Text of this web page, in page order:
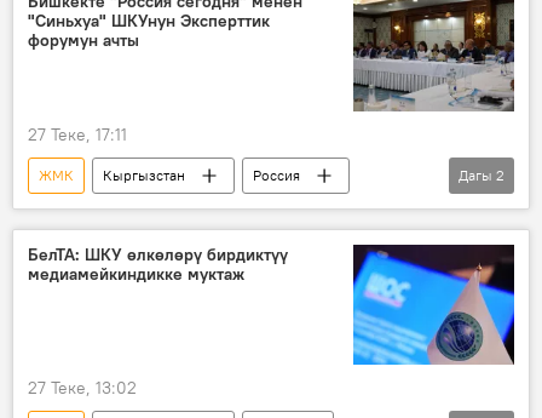
"Синьхуа" ШКУнун Эксперттик
форумун ачты
27 Теке, 17:11
ЖМК Кыргызстан
Россия
Кытай
"Россия Сегодня" ЭМА
Дагы 2
БелТА: ШКУ өлкөлөрү бирдиктүү
медиамейкиндикке муктаж
27 Теке, 13:02